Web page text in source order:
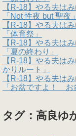
【R-18】やる夫は
「Not 性夜 but 聖夜」
【R-18】やる夫は
「体育祭」
【R-18】やる夫は
「夏の終わり」
【R-18】やる夫は
かりルート」
【R-18】やる夫は
「お盆ですよ！ お
タグ：高良ゆ